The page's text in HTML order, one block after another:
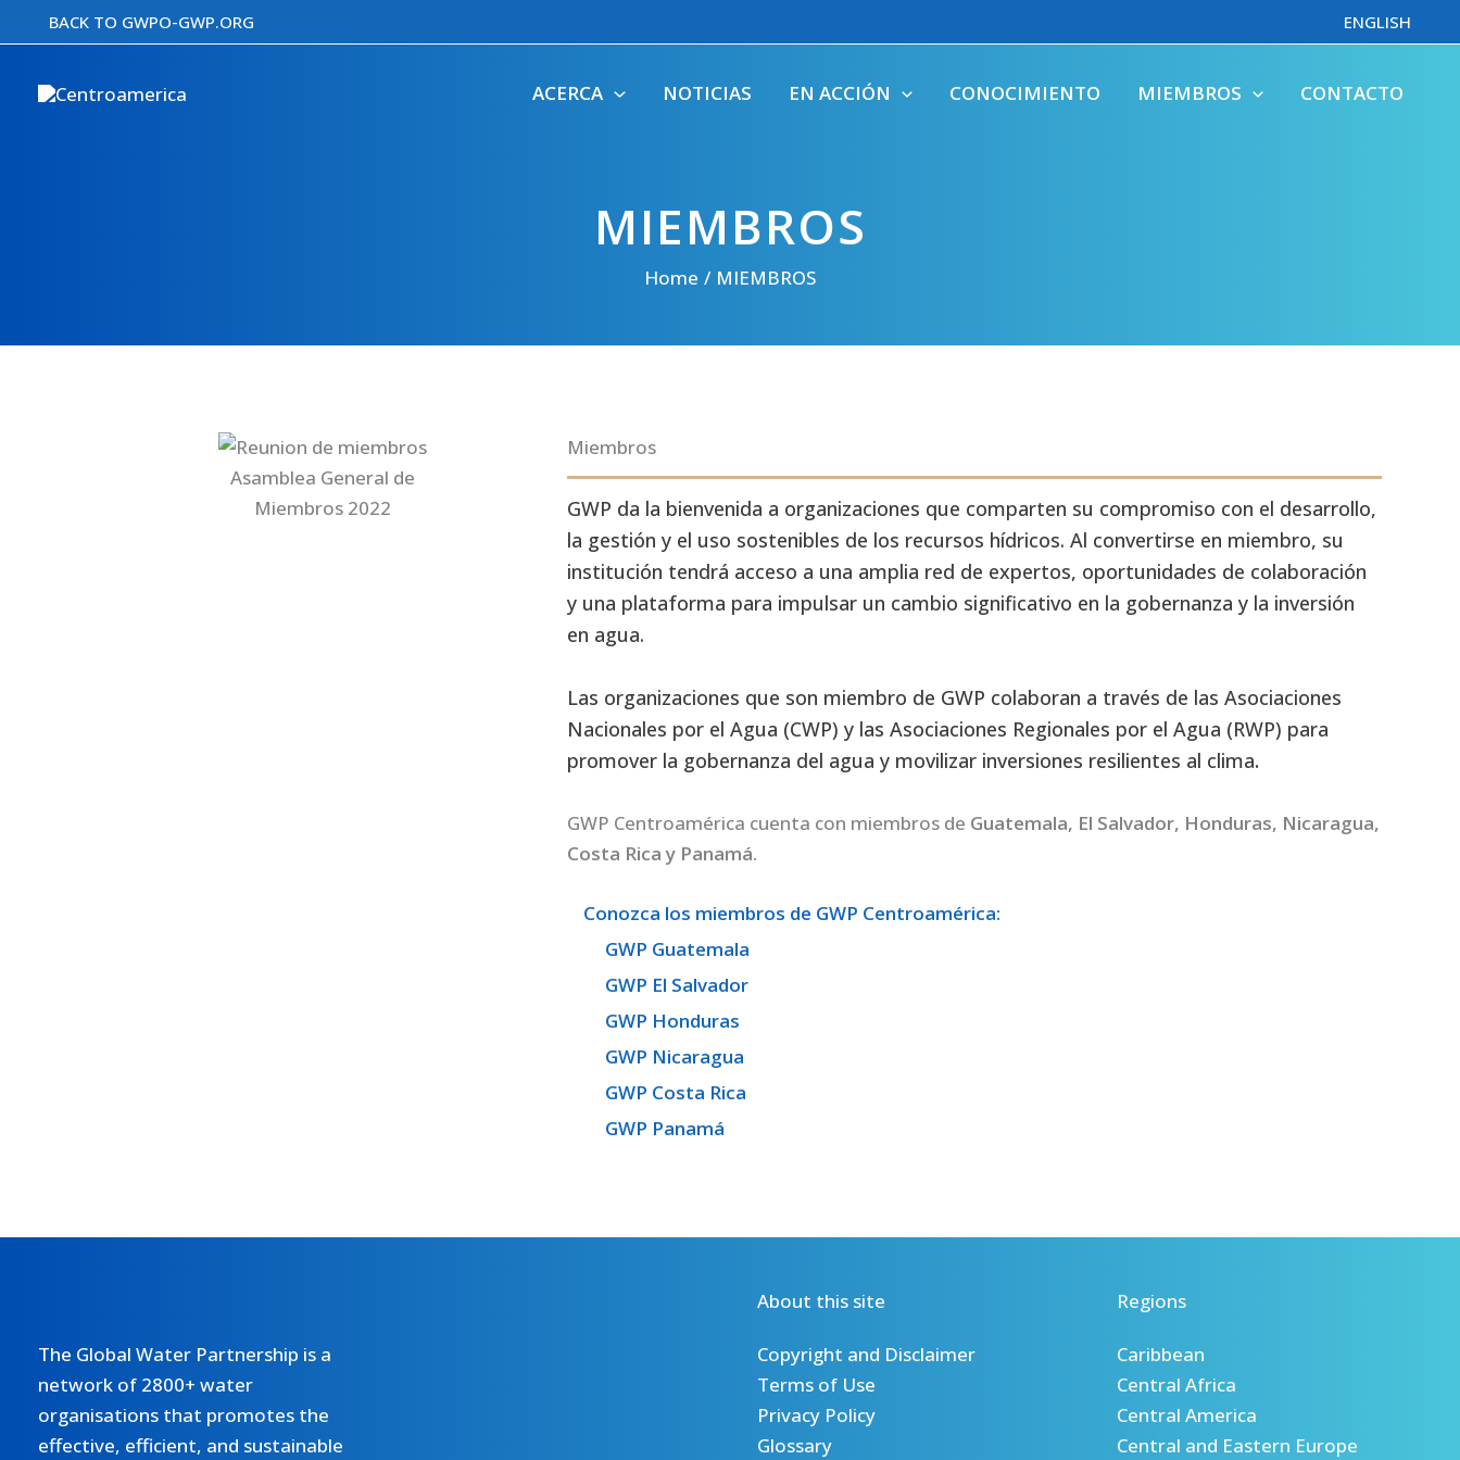
to
BACK TO GWPO-GWP.ORG ENGLISH
ACERCA NOTICIAS EN ACCIÓN CONOCIMIENTO MIEMBROS CONTACTO
MIEMBROS
Home MIEMBROS
Asamblea General de
Miembros 2022
Miembros
GWP da la bienvenida a organizaciones que comparten su compromiso con el desarrollo,
la gestión y el uso sostenibles de los recursos hídricos. Al convertirse en miembro, su
institución tendrá acceso a una amplia red de expertos, oportunidades de colaboración
y una plataforma para impulsar un cambio significativo en la gobernanza y la inversión
en agua.
Las organizaciones que son miembro de GWP colaboran a través de las Asociaciones
Nacionales por el Agua (CWP) y las Asociaciones Regionales por el Agua (RWP) para
promover la gobernanza del agua y movilizar inversiones resilientes al clima.
GWP Centroamérica cuenta con miembros de Guatemala, El Salvador, Honduras, Nicaragua,
Costa Rica y Panamá.
Conozca los miembros de GWP Centroamérica:
GWP Guatemala
GWP El Salvador
GWP Honduras
GWP Nicaragua
GWP Costa Rica
GWP Panamá
The Global Water Partnership is a
network of 2800+ water
organisations that promotes the
effective, efficient, and sustainable
About this site
Copyright and Disclaimer
Terms of Use
Privacy Policy
Glossary
Regions
Caribbean
Central Africa
Central America
Central and Eastern Europe